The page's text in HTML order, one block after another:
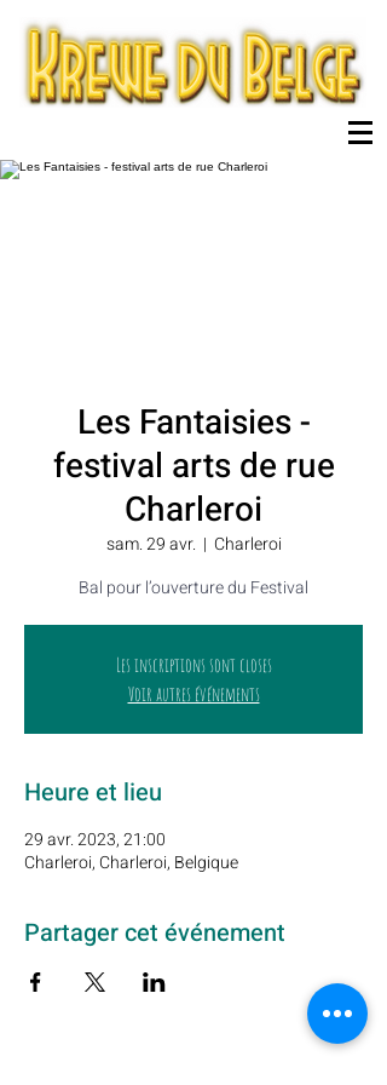
Les Fantaisies -
festival arts de rue
Charleroi
sam. 29 avr.
  |
Charleroi
Bal pour l’ouverture du Festival
Les inscriptions sont closes
Voir autres événements
Heure et lieu
29 avr. 2023, 21:00
Charleroi, Charleroi, Belgique
Partager cet événement